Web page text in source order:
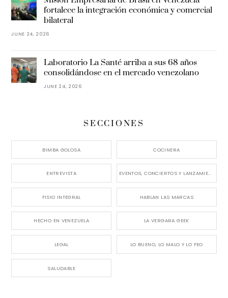
fortalece la integración económica y comercial
bilateral
JUNE 24, 2026
Laboratorio La Santé arriba a sus 68 años
consolidándose en el mercado venezolano
JUNE 24, 2026
SECCIONES
BIMBA GOLOSA COCINERA
ENTREVISTA EVENTOS, CONCIERTOS Y LANZAMIENTOS
FISIO INTEGRAL HABLAN LAS MARCAS
HECHO EN VENEZUELA LA VERGARA GEEK
LEGAL LO BUENO, LO MALO Y LO FEO
SALUDABLE